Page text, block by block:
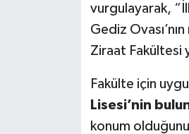
vurgulayarak,
Gediz
Ziraat Fakültesi
Fakülte için
Lisesi’nin
konum